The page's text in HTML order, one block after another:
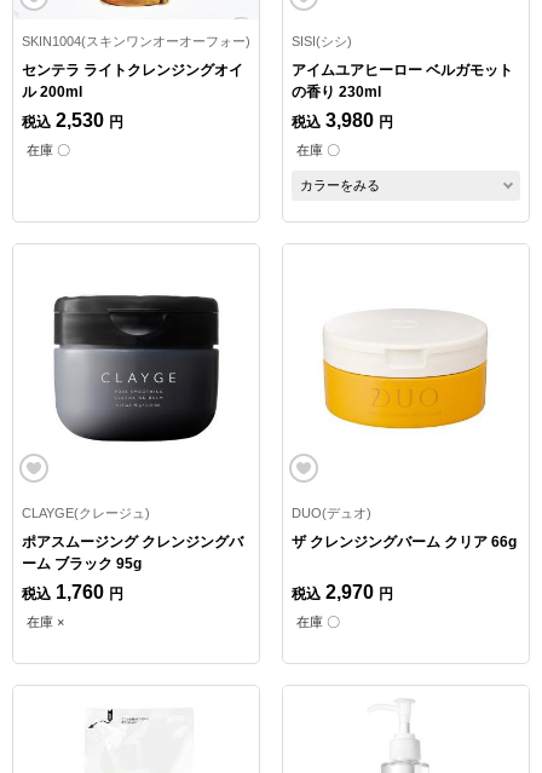
SKIN1004(スキンワンオーオーフォー)
センテラ ライトクレンジングオイ
ル 200ml
税込 2,530 円
在庫 〇
SISI(シシ)
アイムユアヒーロー ベルガモット
の香り 230ml
税込 3,980 円
在庫 〇
カラーをみる
CLAYGE(クレージュ)
ポアスムージング クレンジングバ
ーム ブラック 95g
税込 1,760 円
在庫 ×
DUO(デュオ)
ザ クレンジングバーム クリア 66g
税込 2,970 円
在庫 〇